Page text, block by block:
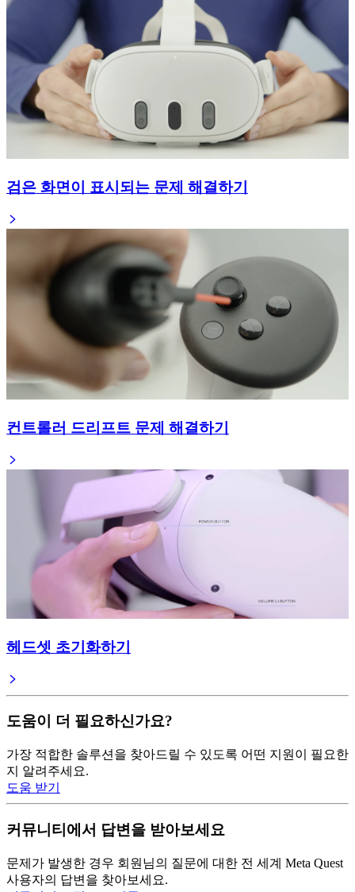
검은 화면이 표시되는 문제 해결하기
컨트롤러 드리프트 문제 해결하기
헤드셋 초기화하기
도움이 더 필요하신가요?
가장 적합한 솔루션을 찾아드릴 수 있도록 어떤 지원이 필요한
지 알려주세요.
도움 받기
커뮤니티에서 답변을 받아보세요
문제가 발생한 경우 회원님의 질문에 대한 전 세계 Meta Quest
사용자의 답변을 찾아보세요.